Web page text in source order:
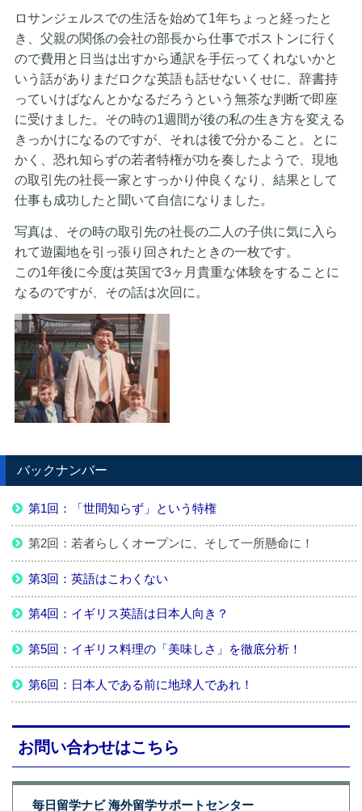
ロサンジェルスでの生活を始めて1年ちょっと経ったと
き、父親の関係の会社の部長から仕事でボストンに行く
ので費用と日当は出すから通訳を手伝ってくれないかと
いう話がありまだロクな英語も話せないくせに、辞書持
っていけばなんとかなるだろうという無茶な判断で即座
に受けました。その時の1週間が後の私の生き方を変える
きっかけになるのですが、それは後で分かること。とに
かく、恐れ知らずの若者特権が功を奏したようで、現地
の取引先の社長一家とすっかり仲良くなり、結果として
仕事も成功したと聞いて自信になりました。
写真は、その時の取引先の社長の二人の子供に気に入ら
れて遊園地を引っ張り回されたときの一枚です。
この1年後に今度は英国で3ヶ月貴重な体験をすることに
なるのですが、その話は次回に。
バックナンバー
第1回：「世間知らず」という特権
第2回：若者らしくオープンに、そして一所懸命に！
第3回：英語はこわくない
第4回：イギリス英語は日本人向き？
第5回：イギリス料理の「美味しさ」を徹底分析！
第6回：日本人である前に地球人であれ！
お問い合わせはこちら
毎日留学ナビ 海外留学サポートセンター